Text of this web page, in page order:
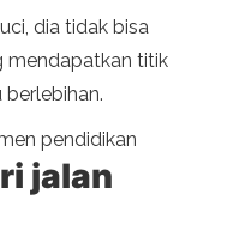
dia tidak bisa
mendapatkan titik
pendidikan
jalan